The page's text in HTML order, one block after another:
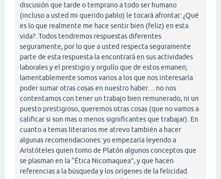
discusión que tarde o temprano a todo ser humano
(incluso a usted mi querido pablo) le tocará afrontar: ¿Qué
es lo que realmente me hace sentir bien (feliz) en esta
vida?. Todos tendremos respuestas diferentes
seguramente, por lo que a usted respecta seguramente
parte de esta respuesta la encontrará en sus actividades
laborales y el prestigio y orgullo que de estos emanen;
lamentablemente somos varios a los que nos interesaría
poder sumar otras cosas en nuestro haber… no nos
contentamos con tener un trabajo bien remunerado, ni un
puesto prestigioso, queremos otras cosas (que no vamos a
calificar si son mas o menos significantes que trabajar). En
cuanto a temas literarios me atrevo también a hacer
algunas recomendaciones: yo empezaría leyendo a
Aristóteles quien tomo de Platón algunos conceptos que
se plasman en la “Ética Nicomaquea”, y que hacen
referencias a la búsqueda y los orígenes de la felicidad.